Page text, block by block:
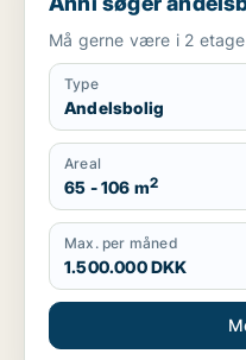
Må gerne være i 2
Type
Andelsbolig
Areal
65 - 106 m2
Max. per måned
1.500.000 DKK